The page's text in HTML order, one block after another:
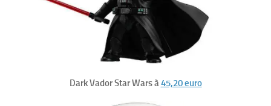
Dark Vador Star Wars à45,20 euro